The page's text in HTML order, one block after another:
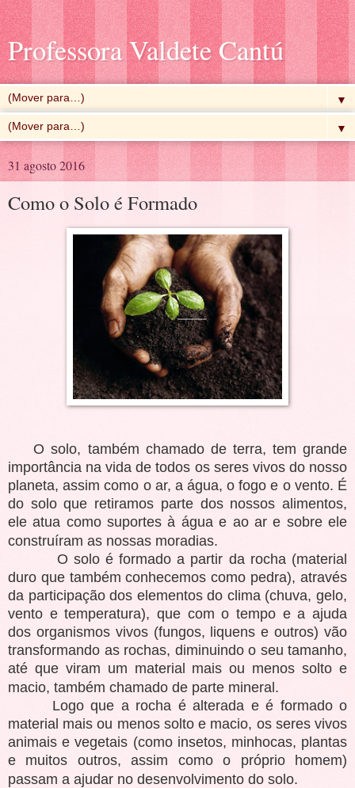
Professora Valdete Cantú
▼
▼
31 agosto 2016
Como o Solo é Formado
O solo, também chamado de terra, tem grande
importância na vida de todos os seres vivos do nosso
planeta, assim como o ar, a água, o fogo e o vento. É
do solo que retiramos parte dos nossos alimentos,
ele atua como suportes à água e ao ar e sobre ele
construíram as nossas moradias.
O solo é formado a partir da rocha (material
duro que também conhecemos como pedra), através
da participação dos elementos do clima (chuva, gelo,
vento e temperatura), que com o tempo e a ajuda
dos organismos vivos (fungos, liquens e outros) vão
transformando as rochas, diminuindo o seu tamanho,
até que viram um material mais ou menos solto e
macio, também chamado de parte mineral.
Logo que a rocha é alterada e é formado o
material mais ou menos solto e macio, os seres vivos
animais e vegetais (como insetos, minhocas, plantas
e muitos outros, assim como o próprio homem)
passam a ajudar no desenvolvimento do solo.